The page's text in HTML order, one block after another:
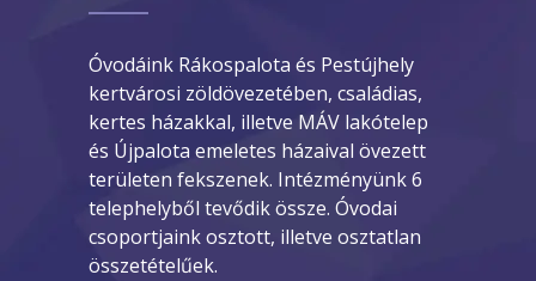
Óvodáink Rákospalota és Pestújhely
kertvárosi zöldövezetében, családias,
kertes házakkal, illetve MÁV lakótelep
és Újpalota emeletes házaival övezett
területen fekszenek. Intézményünk 6
telephelyből tevődik össze. Óvodai
csoportjaink osztott, illetve osztatlan
összetételűek.